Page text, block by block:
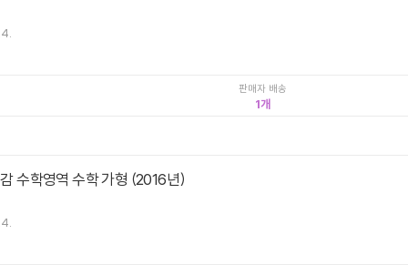
판매자 배송
1
수학영역 수학 가형 (2016년)